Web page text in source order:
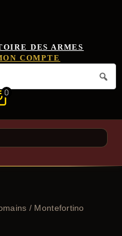
DES ARMES
COMPTE
0
/ Montefortino